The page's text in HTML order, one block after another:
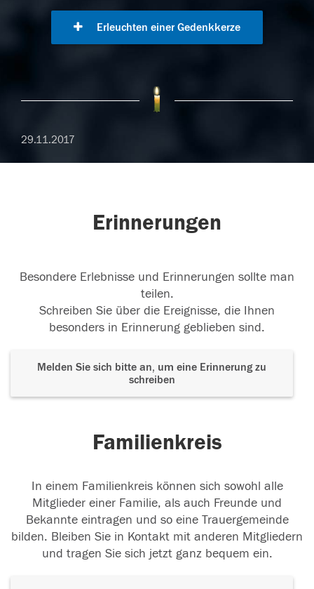
Erleuchten einer Gedenkkerze
29.11.2017
Erinnerungen
Besondere Erlebnisse und Erinnerungen sollte man
teilen.
Schreiben Sie über die Ereignisse, die Ihnen
besonders in Erinnerung geblieben sind.
Melden Sie sich bitte an, um eine Erinnerung zu
schreiben
Familienkreis
In einem Familienkreis können sich sowohl alle
Mitglieder einer Familie, als auch Freunde und
Bekannte eintragen und so eine Trauergemeinde
bilden. Bleiben Sie in Kontakt mit anderen Mitgliedern
und tragen Sie sich jetzt ganz bequem ein.